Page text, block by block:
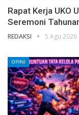
Rapat Kerja UKO
Seremoni
REDAKSI 5 Agu 2026
OPINI